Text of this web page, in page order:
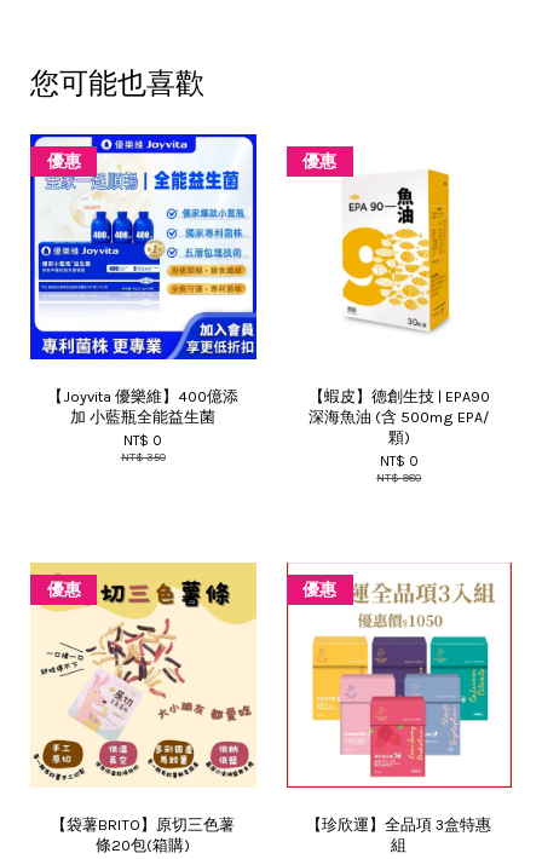
您可能也喜歡
優惠
【Joyvita 優樂維】400億添
加 小藍瓶全能益生菌
NT$ 0
NT$ 350
優惠
【蝦皮】德創生技 | EPA90
深海魚油 (含 500mg EPA/
顆)
NT$ 0
NT$ 980
優惠
【袋薯BRITO】原切三色薯
條20包(箱購)
優惠
【珍欣運】全品項 3盒特惠
組